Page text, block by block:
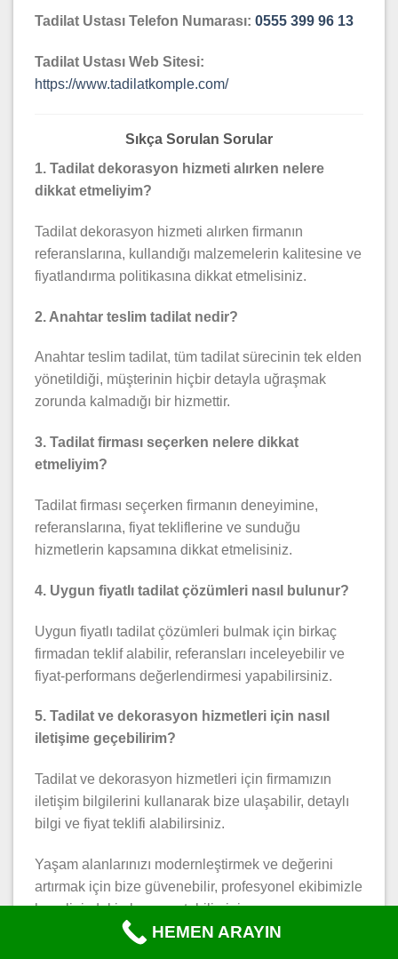
Tadilat Ustası Telefon Numarası: 0555 399 96 13
Tadilat Ustası Web Sitesi:
https://www.tadilatkomple.com/
Sıkça Sorulan Sorular
1. Tadilat dekorasyon hizmeti alırken nelere
dikkat etmeliyim?
Tadilat dekorasyon hizmeti alırken firmanın
referanslarına, kullandığı malzemelerin kalitesine ve
fiyatlandırma politikasına dikkat etmelisiniz.
2. Anahtar teslim tadilat nedir?
Anahtar teslim tadilat, tüm tadilat sürecinin tek elden
yönetildiği, müşterinin hiçbir detayla uğraşmak
zorunda kalmadığı bir hizmettir.
3. Tadilat firması seçerken nelere dikkat
etmeliyim?
Tadilat firması seçerken firmanın deneyimine,
referanslarına, fiyat tekliflerine ve sunduğu
hizmetlerin kapsamına dikkat etmelisiniz.
4. Uygun fiyatlı tadilat çözümleri nasıl bulunur?
Uygun fiyatlı tadilat çözümleri bulmak için birkaç
firmadan teklif alabilir, referansları inceleyebilir ve
fiyat-performans değerlendirmesi yapabilirsiniz.
5. Tadilat ve dekorasyon hizmetleri için nasıl
iletişime geçebilirim?
Tadilat ve dekorasyon hizmetleri için firmamızın
iletişim bilgilerini kullanarak bize ulaşabilir, detaylı
bilgi ve fiyat teklifi alabilirsiniz.
Yaşam alanlarınızı modernleştirmek ve değerini
artırmak için bize güvenebilir, profesyonel ekibimizle
hayalinizdeki alanı yaratabilirsiniz.
HEMEN ARAYIN